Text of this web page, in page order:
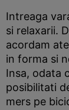
Intreaga
si relaxarii.
acordam
in forma si
Insa, odata
posibilitati
mers pe